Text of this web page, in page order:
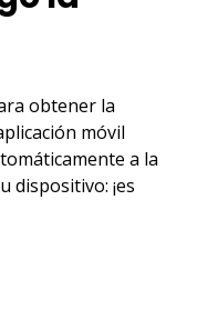
obtener la
móvil
a la
dispositivo: ¡es